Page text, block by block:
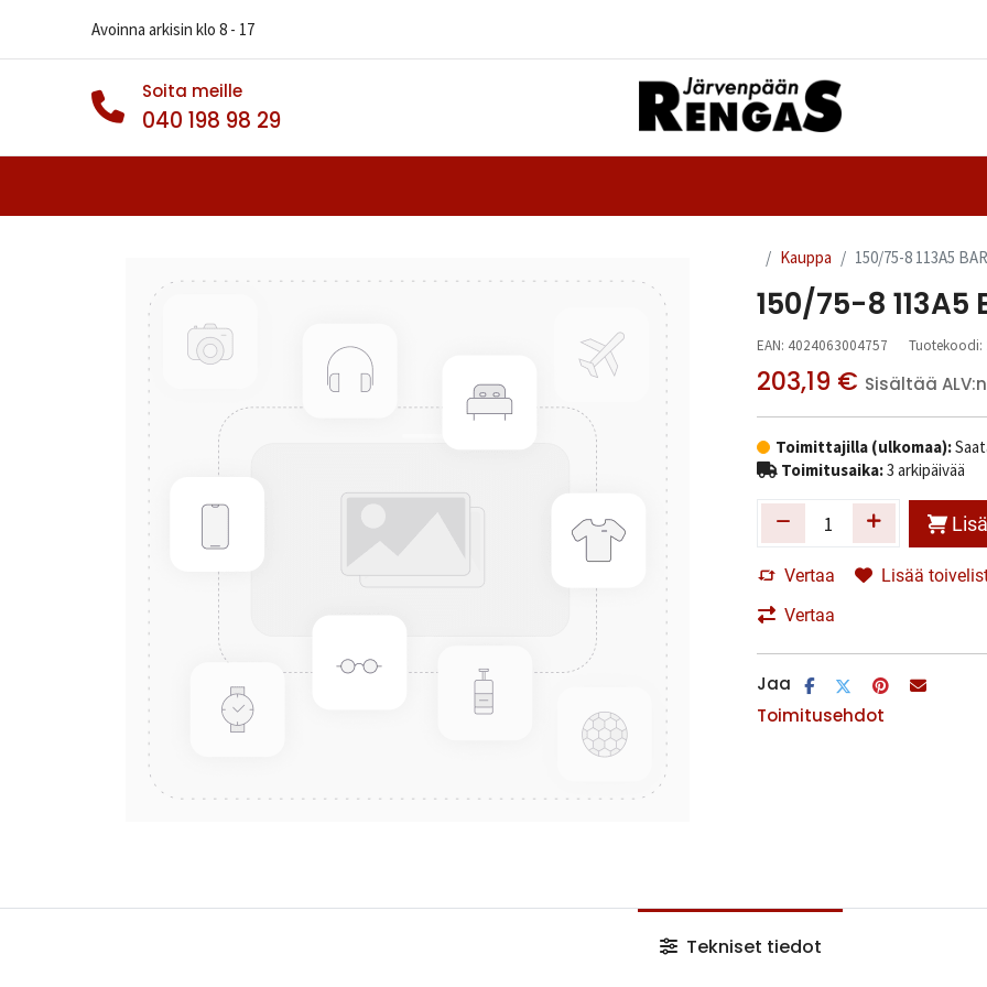
Avoinna arkisin klo 8 - 17
Soita meille
040 198 98 29
Kauppa 150/75-8 113A5
150/75-8 113A5
EAN: 4024063004757 Tuotekoodi:
203,19 € Sisältää ALV:n
Toimittajilla (ulkomaa):
Toimitusaika:3 arkipäivää
Vertaa
Lisää
Vertaa
Jaa
Toimitusehdot
Tekniset tiedot